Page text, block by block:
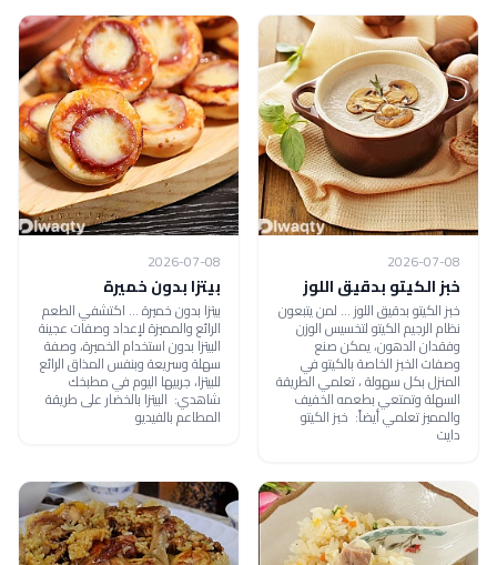
2026-07-08
خبز الكيتو بدقيق اللوز
خبز الكيتو بدقيق اللوز ... لمن يتبعون
نظام الرجيم الكيتو لتخسيس الوزن
وفقدان الدهون، يمكن صنع
وصفات الخبز الخاصة بالكيتو في
المنزل بكل سهولة ، تعلمي الطريقة
السهلة وتمتعي بطعمه الخفيف
والمميز تعلمي أيضاً: خبز الكيتو
دايت
2026-07-08
بيتزا بدون خميرة
بيتزا بدون خميرة ... اكتشفي الطعم
الرائع والمميزة لإعداد وصفات عجينة
البيتزا بدون استخدام الخميرة، وصفة
سهلة وسريعة وبنفس المذاق الرائع
للبيتزا، جربيها اليوم في مطبخك
شاهدي: البيتزا بالخضار على طريقة
المطاعم بالفيديو